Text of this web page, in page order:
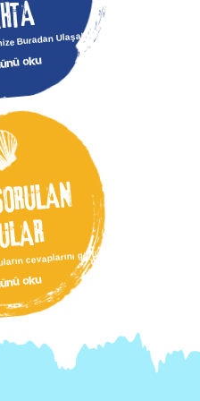
Buradan Ulaşabilirsiniz.
oku
cevaplarını görün.
oku